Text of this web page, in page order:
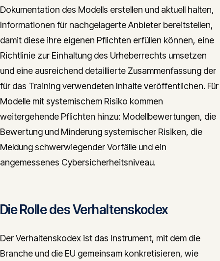
Dokumentation des Modells erstellen und aktuell halten,
Informationen für nachgelagerte Anbieter bereitstellen,
damit diese ihre eigenen Pflichten erfüllen können, eine
Richtlinie zur Einhaltung des Urheberrechts umsetzen
und eine ausreichend detaillierte Zusammenfassung der
für das Training verwendeten Inhalte veröffentlichen. Für
Modelle mit systemischem Risiko kommen
weitergehende Pflichten hinzu: Modellbewertungen, die
Bewertung und Minderung systemischer Risiken, die
Meldung schwerwiegender Vorfälle und ein
angemessenes Cybersicherheitsniveau.
Die Rolle des Verhaltenskodex
Der Verhaltenskodex ist das Instrument, mit dem die
Branche und die EU gemeinsam konkretisieren, wie